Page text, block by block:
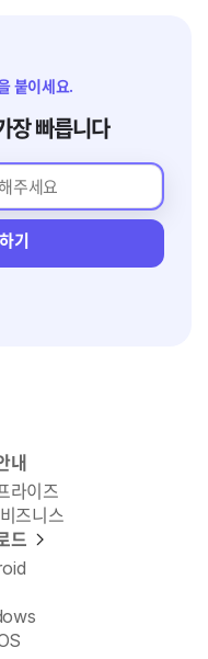
붙이세요.
장 빠릅니다
기
내
라이즈
즈니스
드